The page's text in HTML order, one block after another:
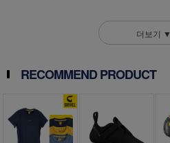
더보기 ▼
RECOMMEND PRODUCT